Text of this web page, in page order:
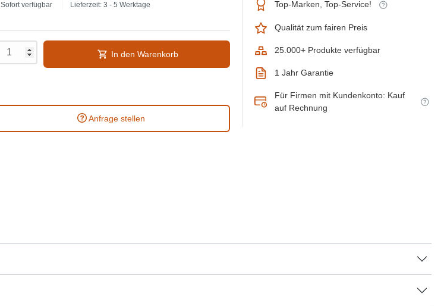
Sofort verfügbar Lieferzeit: 3 - 5 Werktage
In den Warenkorb
Anfrage stellen
Top-Marken, Top-Service!
Qualität zum fairen Preis
25.000+ Produkte verfügbar
1 Jahr Garantie
Für Firmen mit Kundenkonto: Kauf
auf Rechnung